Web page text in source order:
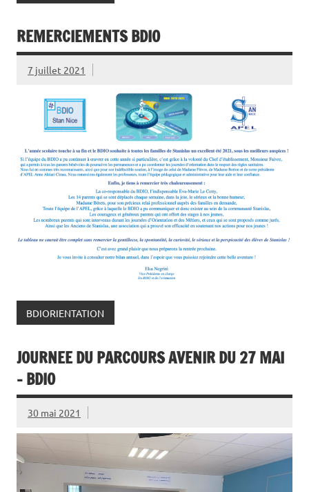
REMERCIEMENTS BDIO
7 juillet 2021
BDIORIENTATION
JOURNEE DU PARCOURS AVENIR DU 27 MAI
– BDIO
30 mai 2021